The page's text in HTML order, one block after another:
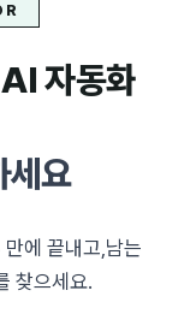
자동화
세요
에 끝내고,남는
찾으세요.